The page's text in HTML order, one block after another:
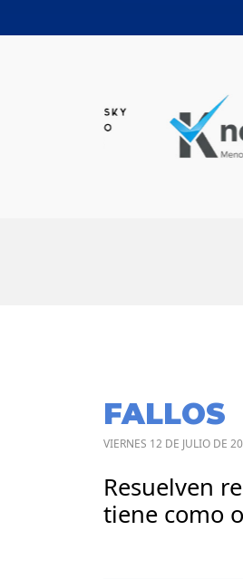
FALLOS
VIERNES 12 DE JULIO DE
Resuelven
tiene como